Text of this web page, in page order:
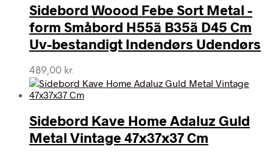
Sidebord Woood Febe Sort Metal -
form Småbord H55ã B35ã D45 Cm
Uv-bestandigt Indendørs Udendørs
489,00 kr.
Sidebord Kave Home Adaluz Guld
Metal Vintage 47x37x37 Cm